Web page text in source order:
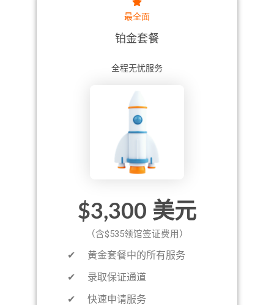
最全面
铂金套餐
全程无忧服务
$3,300 美元
（含$535领馆签证费用）
​​✔ 黄金套餐中的所有服务
✔ 录取保证通道
✔ 快速申请服务